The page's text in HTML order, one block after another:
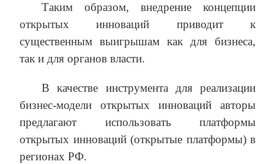
Таким образом, внедрение концепции
открытых инноваций приводит к
существенным выигрышам как для бизнеса,
так и для органов власти.
В качестве инструмента для реализации
бизнес-модели открытых инноваций авторы
предлагают использовать платформы
открытых инноваций (открытые платформы) в
регионах РФ.